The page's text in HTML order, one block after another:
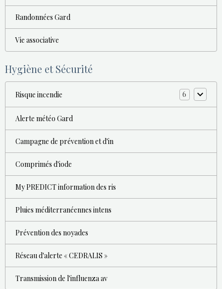
Randonnées Gard
Vie associative
Hygiène et Sécurité
Risque incendie 6
Alerte météo Gard
Campagne de prévention et d'in
Comprimés d'iode
My PREDICT information des ris
Pluies méditerranéennes intens
Prévention des noyades
Réseau d'alerte « CEDRALIS »
Transmission de l'influenza av